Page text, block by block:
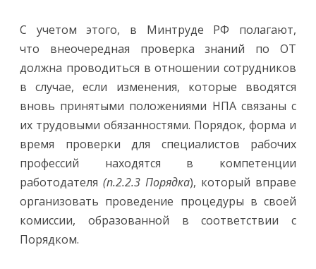
С учетом этого, в Минтруде РФ полагают,
что внеочередная проверка знаний по ОТ
должна проводиться в отношении сотрудников
в случае, если изменения, которые вводятся
вновь принятыми положениями НПА связаны с
их трудовыми обязанностями. Порядок, форма и
время проверки для специалистов рабочих
профессий находятся в компетенции
работодателя (п.2.2.3 Порядка), который вправе
организовать проведение процедуры в своей
комиссии, образованной в соответствии с
Порядком.